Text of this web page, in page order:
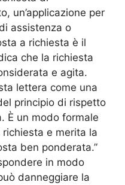
un’applicazione per
assistenza o
a richiesta è il
che la richiesta
e agita.
lettera come una
principio di rispetto
È un modo formale
e merita la
ben ponderata.”
in modo
danneggiare la